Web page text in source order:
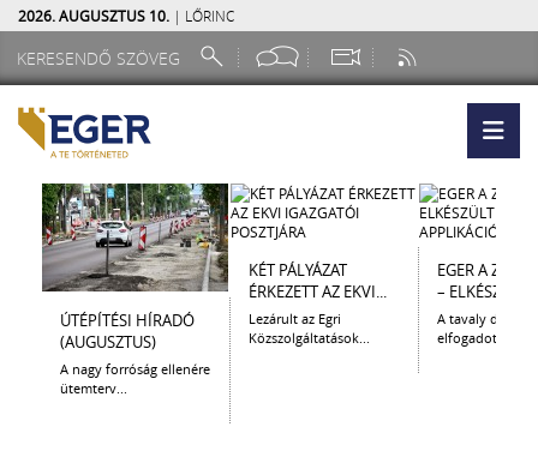
2026. AUGUSZTUS 10. | LŐRINC
ÚTÉPÍTÉSI HÍRADÓ
(AUGUSZTUS)
A nagy forróság ellenére
ütemterv...
KÉT PÁLYÁZAT
ÉRKEZETT AZ EKVI...
Lezárult az Egri
Közszolgáltatások...
EGER A
– ELKÉSZÜLT
A tavaly
elfogadott